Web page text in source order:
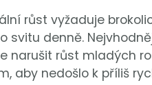
růst vyžaduje
svitu denně.
narušit růst mladých
aby nedošlo k příliš